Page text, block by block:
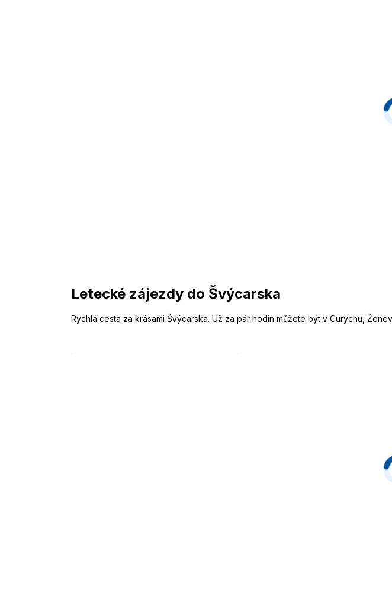
Letecké zájezdy do Švýcarska
Rychlá cesta za krásami Švýcarska. Už za pár hodin můžete být v Curychu,